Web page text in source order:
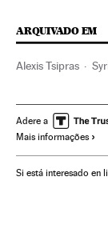
ARQUIVADO EM
Alexis Tsipras
Contactos oficiais
Resgate financeiro
Rússia Balcãs
Adere a
Mais informações
Si está interesado en